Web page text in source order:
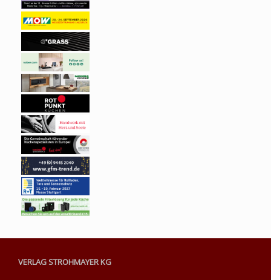
VERLAG STROHMAYER KG